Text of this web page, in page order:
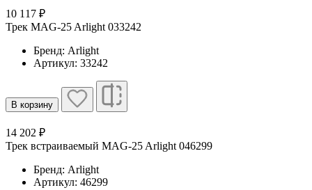
10 117 ₽
Трек MAG-25 Arlight 033242
Бренд: Arlight
Артикул: 33242
В корзину
14 202 ₽
Трек встраиваемый MAG-25 Arlight 046299
Бренд: Arlight
Артикул: 46299